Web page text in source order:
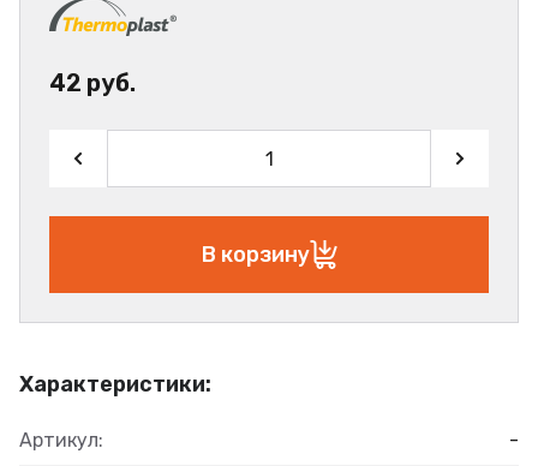
Характеристики:
Артикул: -
42 руб.
В корзину